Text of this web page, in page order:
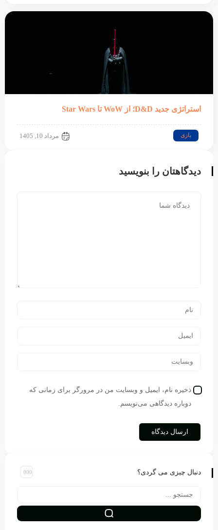
استراتژی جدید D&D؛ از WoW تا Star Wars
بازی مرداد 10, 1405
دیدگاهتان را بنویسید
ذخیره نام، ایمیل و وبسایت من در مرورگر برای زمانی که
دوباره دیدگاهی می‌نویسم.
دنبال چیزی می گردی؟